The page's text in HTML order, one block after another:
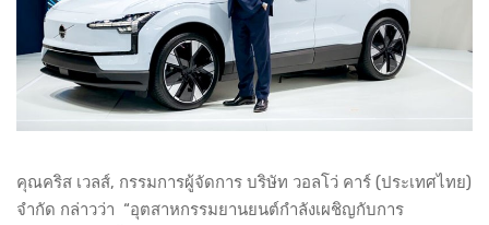
คุณคริส เวลส์, กรรมการผู้จัดการ บริษัท วอลโว่ คาร์ (ประเทศไทย)
จำกัด กล่าวว่า “อุตสาหกรรมยานยนต์กำลังเผชิญกับการ